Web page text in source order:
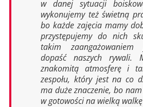
w danej sytuacji
wykonujemy też świetną
bo każde zajęcia mamy
przystępujemy do nich
takim zaangażowaniem
dopaść naszych rywali.
znakomitą atmosferę i
zespołu, który jest na co
ma duże znaczenie, bo
w gotowości na wielką